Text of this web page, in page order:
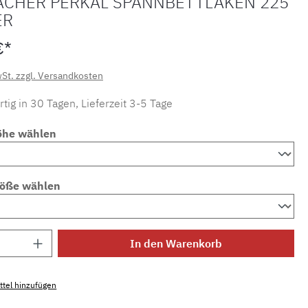
zzgl. Versandkosten
in 30 Tagen, Lieferzeit 3-5 Tage
wählen
wählen
Anzahl: Gib den gewünschten Wert ein
In den Warenkorb
hinzufügen